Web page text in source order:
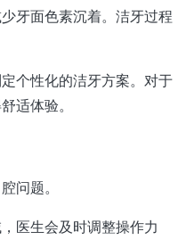
牙面色素沉着。洁牙过程
个性化的洁牙方案。对于
适体验。
问题。
医生会及时调整操作力